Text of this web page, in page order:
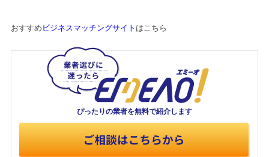
おすすめ ビジネスマッチングサイト はこちら
ぴったりの業者を無料で紹介します